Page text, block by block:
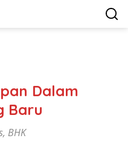
Dalam
Baru
BHK